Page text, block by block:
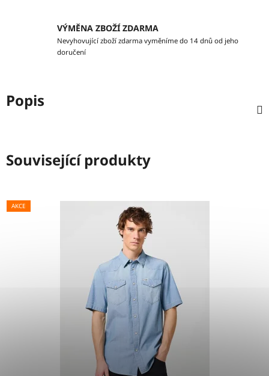
VÝMĚNA ZBOŽÍ ZDARMA
Nevyhovující zboží zdarma vyměníme do 14 dnů od jeho
doručení
Popis
Související produkty
AKCE